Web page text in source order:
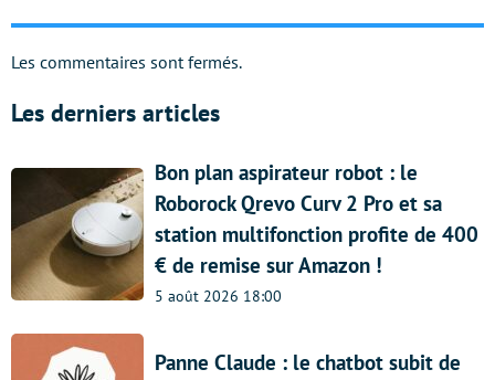
Les commentaires sont fermés.
Les derniers articles
Bon plan aspirateur robot : le
Roborock Qrevo Curv 2 Pro et sa
station multifonction profite de 400
€ de remise sur Amazon !
5 août 2026 18:00
Panne Claude : le chatbot subit de